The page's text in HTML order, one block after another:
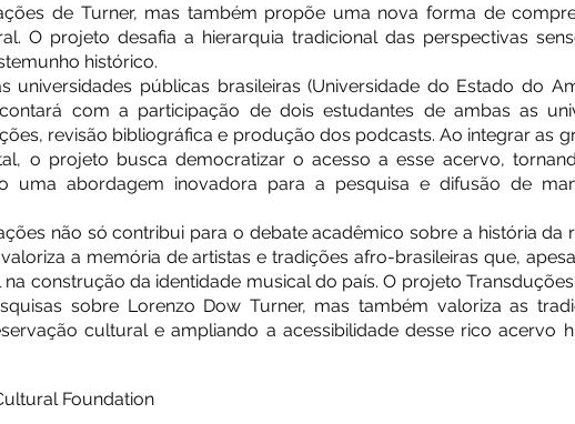
de Turner, mas também propõe uma nova forma de
O projeto desafia a hierarquia tradicional das perspectivas
histórico.
universidades públicas brasileiras (Universidade do Estado do
com a participação de dois estudantes de ambas as
revisão bibliográfica e produção dos podcasts. Ao integrar as
o projeto busca democratizar o acesso a esse acervo,
uma abordagem inovadora para a pesquisa e difusão de
não só contribui para o debate acadêmico sobre a história da
a memória de artistas e tradições afro-brasileiras que,
construção da identidade musical do país. O projeto
sobre Lorenzo Dow Turner, mas também valoriza as
cultural e ampliando a acessibilidade desse rico acervo
Foundation